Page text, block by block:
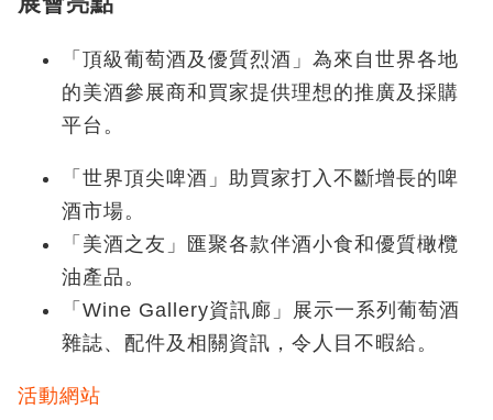
「頂級葡萄酒及優質烈酒」為來自世界各地
的美酒參展商和買家提供理想的推廣及採購
平台。
「世界頂尖啤酒」助買家打入不斷增長的啤
酒市場。
「美酒之友」匯聚各款伴酒小食和優質橄欖
油產品。
「Wine Gallery資訊廊」 展示一系列葡萄酒
雜誌、配件及相關資訊，令人目不暇給。
活動網站